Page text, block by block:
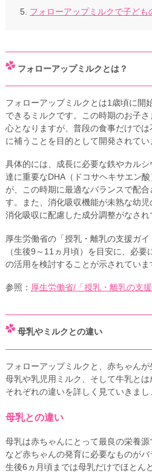
フォローアップミルクで子ども
フォローアップミルクとは？
フォローアップミルクとは1歳頃に開
できるミルクです。この時期のお子
心となりますが、普段の食事だけで
に補うことを目的として開発されてい
具体的には、成長に必要な鉄やカル
達に重要なDHA（ドコサヘキサエン
が、この時期に最適なバランスで配
す。また、消化吸収機能が未熟な幼児
消化吸収に配慮した成分調整がなされ
厚生労働省の「授乳・離乳の支援ガ
（生後9～11ヵ月頃）を目安に、必
の活用を検討することが示されていま
参照： 厚生労働省/「授乳・離乳の支
母乳やミルクとの違い
フォローアップミルクと、赤ちゃん
母乳や乳児用ミルク、そして牛乳とは
それぞれの違いを詳しく見ていきまし
母乳との違い
母乳は赤ちゃんにとって最良の栄養
など赤ちゃんの発育に必要なものがバ
生後6ヵ月頃までは母乳だけでほとん